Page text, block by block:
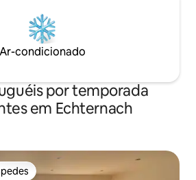
Ar-condicionado
por temporada
em Echternach
dos hóspedes